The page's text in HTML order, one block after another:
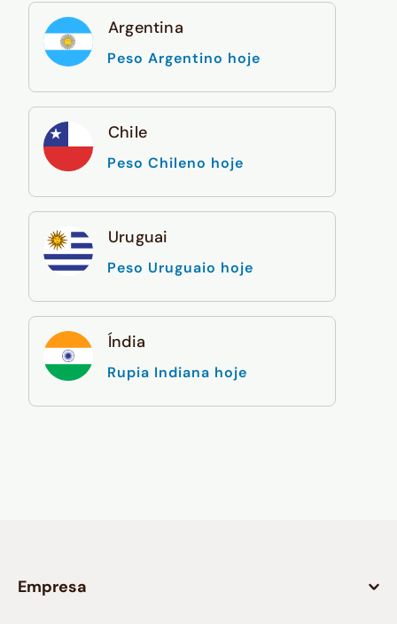
Argentina
Peso Argentino hoje
Chile
Peso Chileno hoje
Uruguai
Peso Uruguaio hoje
Índia
Rupia Indiana hoje
Empresa